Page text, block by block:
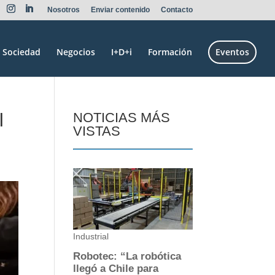
Nosotros Enviar contenido Contacto
Sociedad Negocios I+D+i Formación Eventos
NOTICIAS MÁS
VISTAS